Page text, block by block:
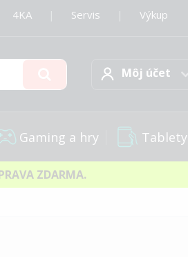
4KA Servis Výkup
Môj účetMôj účet
Gaming a hry Tablety
ZDARMA.